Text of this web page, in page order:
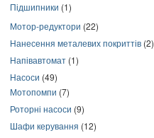
Підшипники (1)
Мотор-редуктори (22)
Нанесення металевих покриттів (2)
Напівавтомат (1)
Насоси (49)
Мотопомпи (7)
Роторні насоси (9)
Шафи керування (12)